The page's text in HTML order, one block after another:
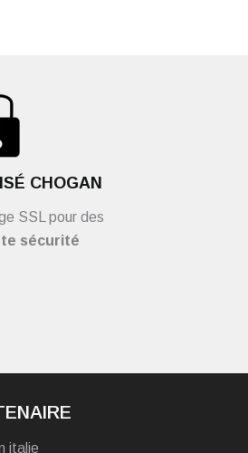
CHOGAN
SSL pour des
sécurité
italie